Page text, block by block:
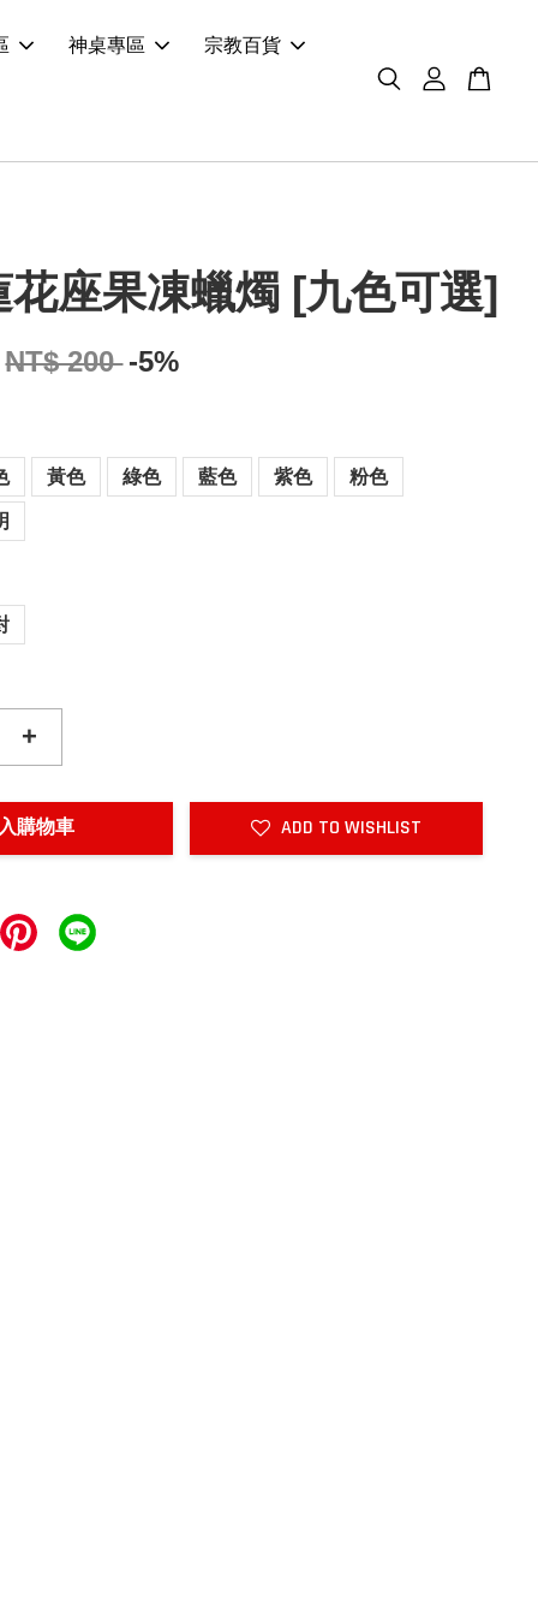
神桌專區 宗教百貨
花座果凍蠟燭 [九色可選]
NT$ 200 -5%
黃色 綠色 藍色 紫色 粉色
+
購物車 ADD TO WISHLIST